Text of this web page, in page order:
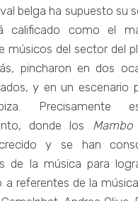
belga ha supuesto su
calificado como el
músicos del sector del
pincharon en dos
y en un escenario
donde los
Mambo
y se han
de la música para
a referentes de la música